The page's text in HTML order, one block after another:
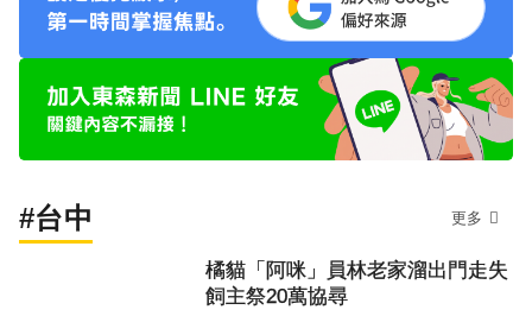
#台中 更多
橘貓「阿咪」員林老家溜出門走失
飼主祭20萬協尋